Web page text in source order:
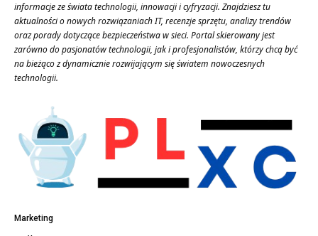
informacje ze świata technologii, innowacji i cyfryzacji. Znajdziesz tu
aktualności o nowych rozwiązaniach IT, recenzje sprzętu, analizy trendów
oraz porady dotyczące bezpieczeństwa w sieci. Portal skierowany jest
zarówno do pasjonatów technologii, jak i profesjonalistów, którzy chcą być
na bieżąco z dynamicznie rozwijającym się światem nowoczesnych
technologii.
Marketing